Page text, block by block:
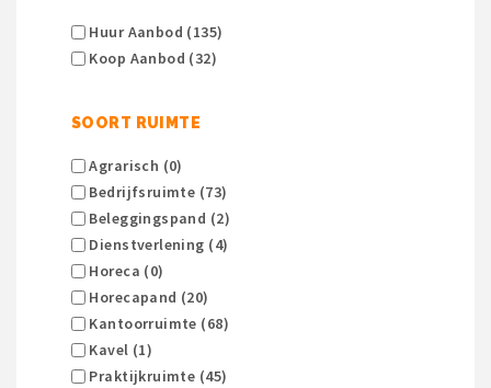
Huur Aanbod (135)
Koop Aanbod (32)
SOORT RUIMTE
Agrarisch (0)
Bedrijfsruimte (73)
Beleggingspand (2)
Dienstverlening (4)
Horeca (0)
Horecapand (20)
Kantoorruimte (68)
Kavel (1)
Praktijkruimte (45)